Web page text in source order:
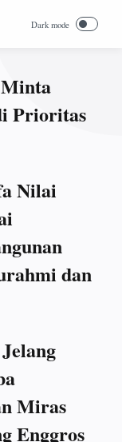
Prioritas
Nilai
dan
Miras
Enggros